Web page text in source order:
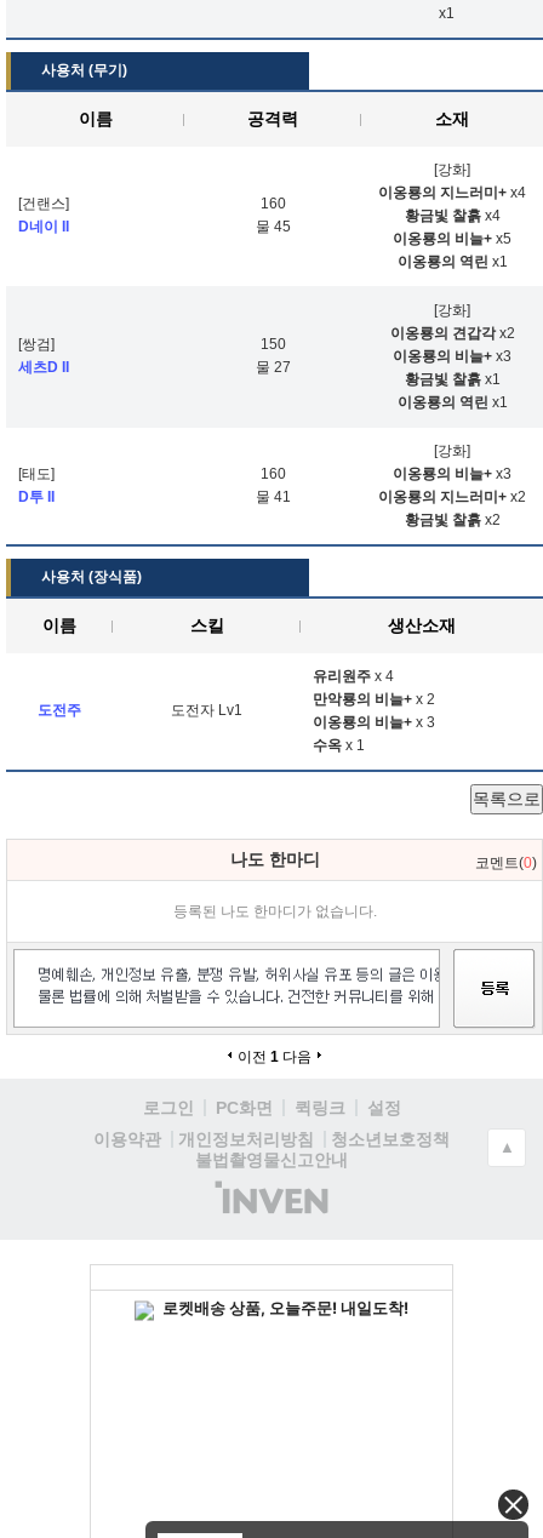
x1
사용처 (무기)
이름 공격력 소재
[건랜스]
D네이 II
160
물 45
[강화]
이옹룡의 지느러미+ x4
황금빛 찰흙x4
이옹룡의 비늘+ x5
이옹룡의 역린 x1
[쌍검]
세츠D II
150
물 27
[강화]
이옹룡의 견갑각x2
이옹룡의 비늘+ x3
황금빛 찰흙x1
이옹룡의 역린 x1
[태도]
D투 II
160
물 41
[강화]
이옹룡의 비늘+ x3
이옹룡의 지느러미+ x2
황금빛 찰흙x2
사용처 (장식품)
이름 스킬 생산소재
도전주 도전자 Lv1
유리원주 x 4
만악룡의 비늘+ x 2
이옹룡의 비늘+ x 3
수옥 x 1
목록으로
나도 한마디 코멘트(0)
등록된 나도 한마디가 없습니다.
이전 1 다음
로그인 PC화면 퀵링크
설정
이용약관
개인정보처리방침
청소년보호정책
불법촬영물신고안내
(주)
인
▲